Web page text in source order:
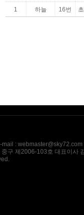
: webmaster@sky72.com
구 제2006-103호 대표이사